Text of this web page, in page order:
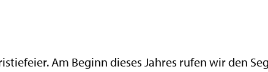
Am Beginn dieses Jahres rufen wir den